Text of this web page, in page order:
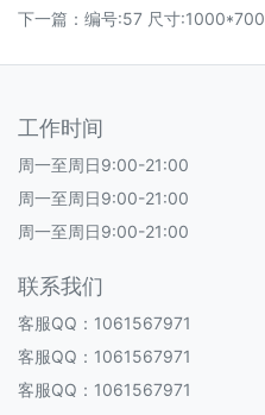
下一篇： 编号:57 尺寸:1000*700
工作时间
周一至周日9:00-21:00
周一至周日9:00-21:00
周一至周日9:00-21:00
联系我们
客服QQ：1061567971
客服QQ：1061567971
客服QQ：1061567971